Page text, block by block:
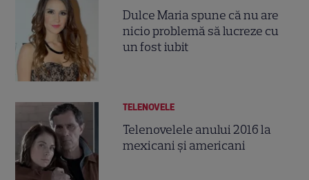
Dulce Maria spune că nu are
nicio problemă să lucreze cu
un fost iubit
TELENOVELE
Telenovelele anului 2016 la
mexicani şi americani